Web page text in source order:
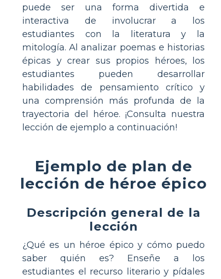
puede ser una forma divertida e
interactiva de involucrar a los
estudiantes con la literatura y la
mitología. Al analizar poemas e historias
épicas y crear sus propios héroes, los
estudiantes pueden desarrollar
habilidades de pensamiento crítico y
una comprensión más profunda de la
trayectoria del héroe. ¡Consulta nuestra
lección de ejemplo a continuación!
Ejemplo de plan de
lección de héroe épico
Descripción general de la
lección
¿Qué es un héroe épico y cómo puedo
saber quién es? Enseñe a los
estudiantes el recurso literario y pídales